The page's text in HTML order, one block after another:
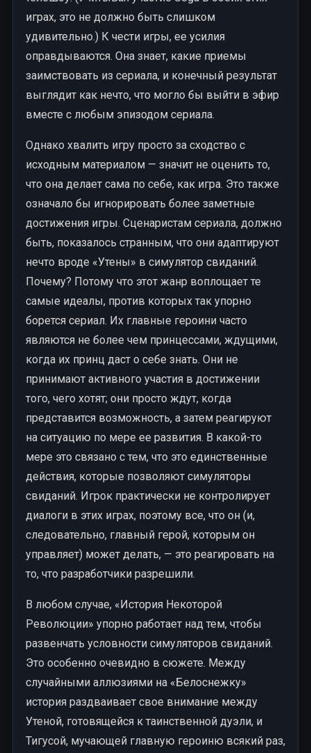
играх, это не должно быть слишком
удивительно.) К чести игры, ее усилия
оправдываются. Она знает, какие приемы
заимствовать из сериала, и конечный результат
выглядит как нечто, что могло бы выйти в эфир
вместе с любым эпизодом сериала.
Однако хвалить игру просто за сходство с
исходным материалом — значит не оценить то,
что она делает сама по себе, как игра. Это также
означало бы игнорировать более заметные
достижения игры. Сценаристам сериала, должно
быть, показалось странным, что они адаптируют
нечто вроде «Утены» в симулятор свиданий.
Почему? Потому что этот жанр воплощает те
самые идеалы, против которых так упорно
борется сериал. Их главные героини часто
являются не более чем принцессами, ждущими,
когда их принц даст о себе знать. Они не
принимают активного участия в достижении
того, чего хотят; они просто ждут, когда
представится возможность, а затем реагируют
на ситуацию по мере ее развития. В какой-то
мере это связано с тем, что это единственные
действия, которые позволяют симуляторы
свиданий. Игрок практически не контролирует
диалоги в этих играх, поэтому все, что он (и,
следовательно, главный герой, которым он
управляет) может делать, — это реагировать на
то, что разработчики разрешили.
В любом случае, «История Некоторой
Революции» упорно работает над тем, чтобы
развенчать условности симуляторов свиданий.
Это особенно очевидно в сюжете. Между
случайными аллюзиями на «Белоснежку»
история раздваивает свое внимание между
Утеной, готовящейся к таинственной дуэли, и
Тигусой, мучающей главную героиню всякий раз,